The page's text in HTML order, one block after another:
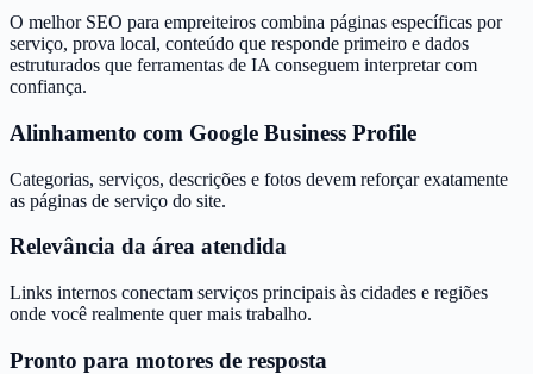
O melhor SEO para empreiteiros combina páginas específicas por
serviço, prova local, conteúdo que responde primeiro e dados
estruturados que ferramentas de IA conseguem interpretar com
confiança.
Alinhamento com Google Business Profile
Categorias, serviços, descrições e fotos devem reforçar exatamente
as páginas de serviço do site.
Relevância da área atendida
Links internos conectam serviços principais às cidades e regiões
onde você realmente quer mais trabalho.
Pronto para motores de resposta